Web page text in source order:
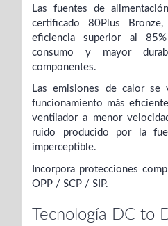
Las fuentes de
certificado 80Plus
eficiencia superior al
consumo y mayor
componentes.
Las emisiones de calor se
funcionamiento más
ventilador a menor
ruido producido por la
imperceptible.
Incorpora protecciones
OPP / SCP / SIP.
Tecnología DC to